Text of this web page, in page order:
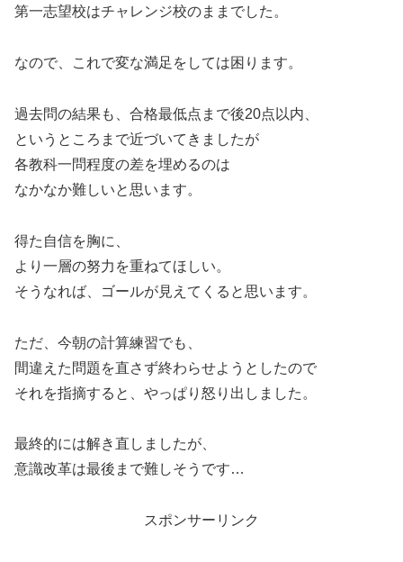
第一志望校はチャレンジ校のままでした。
なので、これで変な満足をしては困ります。
過去問の結果も、合格最低点まで後20点以内、
というところまで近づいてきましたが
各教科一問程度の差を埋めるのは
なかなか難しいと思います。
得た自信を胸に、
より一層の努力を重ねてほしい。
そうなれば、ゴールが見えてくると思います。
ただ、今朝の計算練習でも、
間違えた問題を直さず終わらせようとしたので
それを指摘すると、やっぱり怒り出しました。
最終的には解き直しましたが、
意識改革は最後まで難しそうです…
スポンサーリンク